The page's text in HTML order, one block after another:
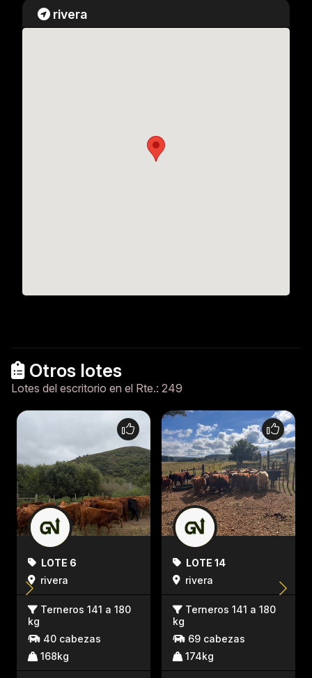
rivera
Otros lotes
Lotes del escritorio en el Rte.: 249
LOTE 6
rivera
Terneros 141 a 180
kg
40 cabezas
168kg
LOTE 14
rivera
Terneros 141 a 180
kg
69 cabezas
174kg